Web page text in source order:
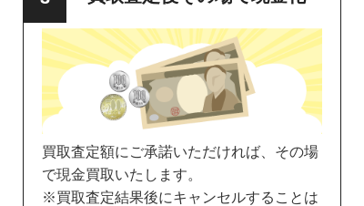
買取査定額にご承諾いただければ、その場
で現金買取いたします。
※買取査定結果後にキャンセルすることは